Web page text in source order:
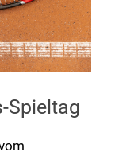
Spieltag